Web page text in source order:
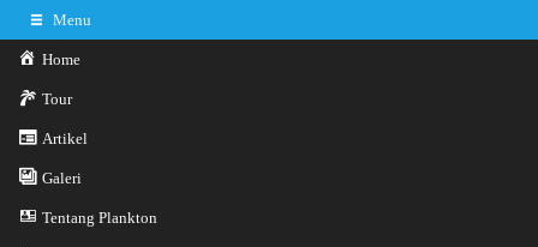
Menu
Home
Tour
Artikel
Galeri
Tentang Plankton